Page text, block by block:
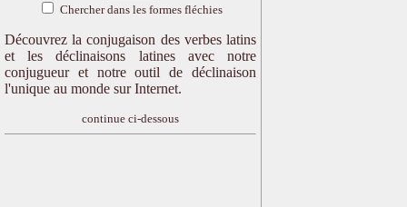
Chercher dans les formes fléchies
Découvrez la conjugaison des verbes latins
et les déclinaisons latines avec notre
conjugueur et notre outil de déclinaison
l'unique au monde sur Internet.
continue ci-dessous